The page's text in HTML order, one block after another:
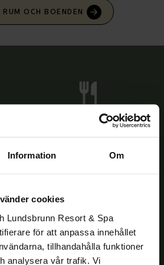
Information Om
cookies
Lundsbrunn Resort & Spa
för att anpassa innehållet
tillhandahålla funktioner
analysera vår trafik. Vi
OCH BOENDEN
Restaurang
Cykelvänligt